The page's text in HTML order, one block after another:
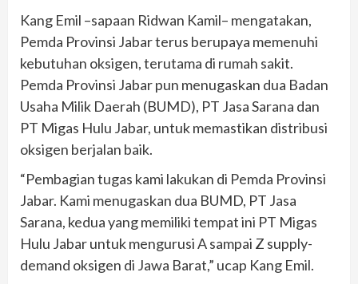
Kang Emil –sapaan Ridwan Kamil– mengatakan,
Pemda Provinsi Jabar terus berupaya memenuhi
kebutuhan oksigen, terutama di rumah sakit.
Pemda Provinsi Jabar pun menugaskan dua Badan
Usaha Milik Daerah (BUMD), PT Jasa Sarana dan
PT Migas Hulu Jabar, untuk memastikan distribusi
oksigen berjalan baik.
“Pembagian tugas kami lakukan di Pemda Provinsi
Jabar. Kami menugaskan dua BUMD, PT Jasa
Sarana, kedua yang memiliki tempat ini PT Migas
Hulu Jabar untuk mengurusi A sampai Z supply-
demand oksigen di Jawa Barat,” ucap Kang Emil.